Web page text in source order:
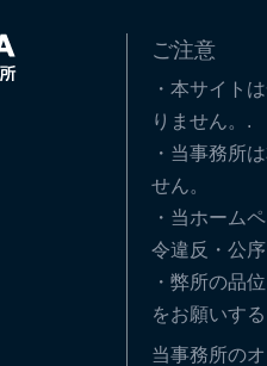
ご注意
・本サイト
りません。.
・当事務所
せん。
・当ホーム
令違反・公
・弊所の品
をお願いす
当事務所の